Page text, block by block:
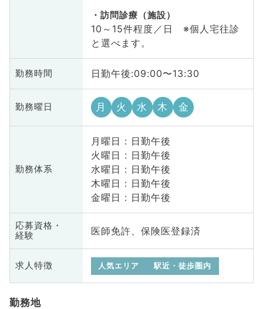
訪問診療（施設）
10～15件程度／日 ※個人宅往診
と選べます。
勤務時間 日勤午後:09:00〜13:30
勤務曜日 月 火 水 木 金
勤務体系
月曜日 : 日勤午後
火曜日 : 日勤午後
水曜日 : 日勤午後
木曜日 : 日勤午後
金曜日 : 日勤午後
応募資格・
経験
医師免許、保険医登録済
求人特徴 人気エリア 駅近・徒歩圏内
勤務地